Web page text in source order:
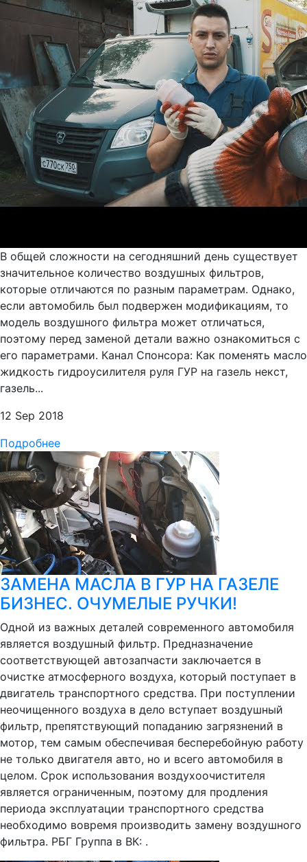
В общей сложности на сегодняшний день существует
значительное количество воздушных фильтров,
которые отличаются по разным параметрам. Однако,
если автомобиль был подвержен модификациям, то
модель воздушного фильтра может отличаться,
поэтому перед заменой детали важно ознакомиться с
его параметрами. Канал Спонсора: Как поменять масло
жидкость гидроусилителя руля ГУР на газель некст,
газель...
12 Sep 2018
Подробнее
ЗАМЕНА МАСЛА В ГУР НА ГАЗЕЛЕ
БИЗНЕС. ОЧУМЕЛЫЕ РУЧКИ!
Одной из важных деталей современного автомобиля
является воздушный фильтр. Предназначение
соответствующей автозапчасти заключается в
очистке атмосферного воздуха, который поступает в
двигатель транспортного средства. При поступлении
неочищенного воздуха в дело вступает воздушный
фильтр, препятствующий попаданию загрязнений в
мотор, тем самым обеспечивая бесперебойную работу
не только двигателя авто, но и всего автомобиля в
целом. Срок использования воздухоочистителя
является ограниченным, поэтому для продления
периода эксплуатации транспортного средства
необходимо вовремя производить замену воздушного
фильтра. РБГ Группа в ВК: .